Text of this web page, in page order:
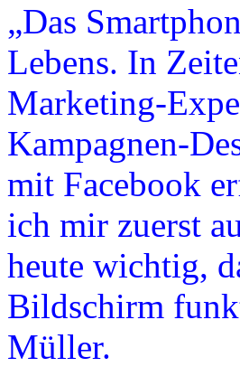
„Das
Lebens. In
Marketing-
Kampagnen-
mit Facebook
ich mir zuerst
heute wichtig,
Bildschirm
Müller.